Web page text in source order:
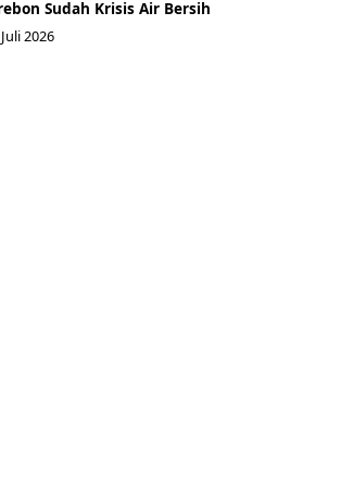
Sudah Krisis Air Bersih
2026